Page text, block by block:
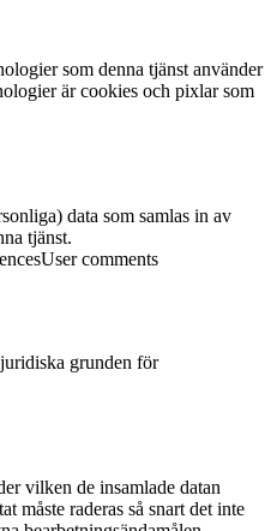
som denna tjänst använder
är cookies och pixlar som
data som samlas in av
tjänst.
User comments
grunden för
vilken de insamlade datan
måste raderas så snart det inte